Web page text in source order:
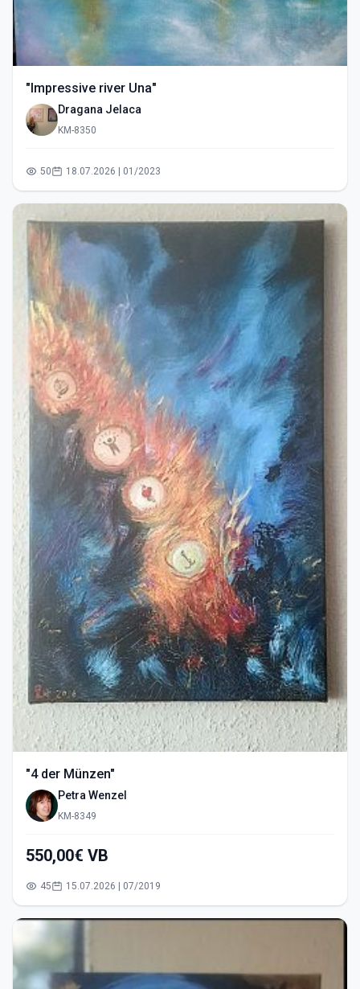
"Impressive river Una"
Dragana Jelaca
KM-8350
50 18.07.2026 | 01/2023
"4 der Münzen"
Petra Wenzel
KM-8349
550,00€ VB
45 15.07.2026 | 07/2019